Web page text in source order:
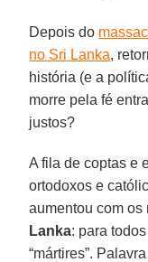
Depois do
no Sri Lanka,
história (e a
morre pela fé
justos?
A fila de coptas e
ortodoxos e
aumentou com os
Lanka: para
“mártires”.